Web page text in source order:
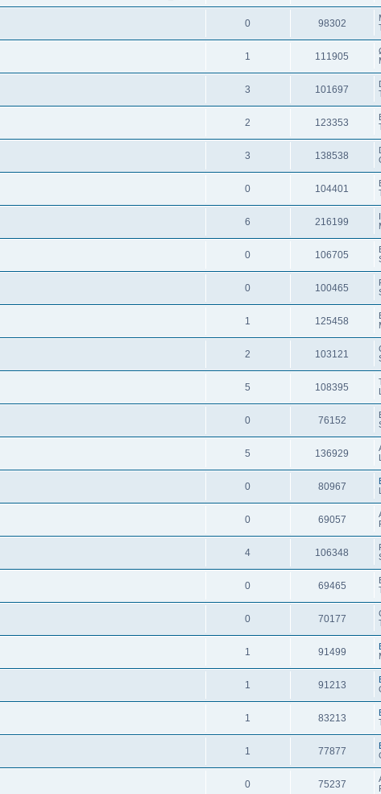
0 98302
1 111905
3 101697
2 123353
3 138538
0 104401
6 216199
0 106705
0 100465
1 125458
2 103121
5 108395
0 76152
5 136929
0 80967
0 69057
4 106348
0 69465
0 70177
1 91499
1 91213
1 83213
1 77877
0 75237